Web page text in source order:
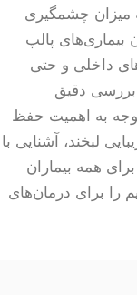
میزان چشمگیری
بیماری‌های پالپ
داخلی و حتی
دقیق
به اهمیت حفظ
لبخند، آشنایی با
همه بیماران
را برای درمان‌های